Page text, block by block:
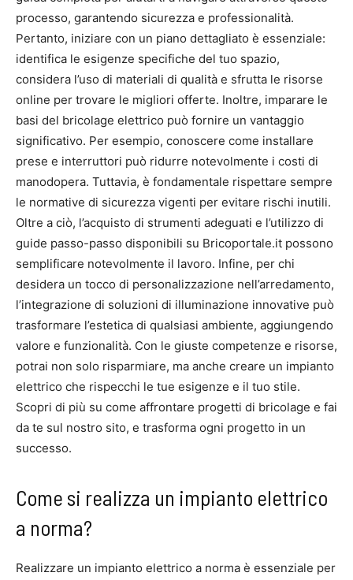
processo, garantendo sicurezza e professionalità.
Pertanto, iniziare con un piano dettagliato è essenziale:
identifica le esigenze specifiche del tuo spazio,
considera l’uso di materiali di qualità e sfrutta le risorse
online per trovare le migliori offerte. Inoltre, imparare le
basi del bricolage elettrico può fornire un vantaggio
significativo. Per esempio, conoscere come installare
prese e interruttori può ridurre notevolmente i costi di
manodopera. Tuttavia, è fondamentale rispettare sempre
le normative di sicurezza vigenti per evitare rischi inutili.
Oltre a ciò, l’acquisto di strumenti adeguati e l’utilizzo di
guide passo-passo disponibili su Bricoportale.it possono
semplificare notevolmente il lavoro. Infine, per chi
desidera un tocco di personalizzazione nell’arredamento,
l’integrazione di soluzioni di illuminazione innovative può
trasformare l’estetica di qualsiasi ambiente, aggiungendo
valore e funzionalità. Con le giuste competenze e risorse,
potrai non solo risparmiare, ma anche creare un impianto
elettrico che rispecchi le tue esigenze e il tuo stile.
Scopri di più su come affrontare progetti di bricolage e fai
da te sul nostro sito, e trasforma ogni progetto in un
successo.
Come si realizza un impianto elettrico
a norma?
Realizzare un impianto elettrico a norma è essenziale per